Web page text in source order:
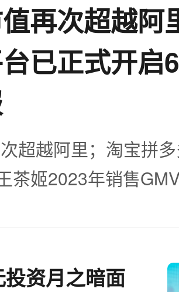
再次超越阿
已正式开启
超越阿里；淘宝拼
茶姬2023年销售GMV
资月之暗面